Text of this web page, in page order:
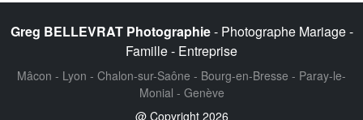
Greg BELLEVRAT Photographie- Photographe Mariage -
Famille - Entreprise
Mâcon - Lyon - Chalon-sur-Saône - Bourg-en-Bresse - Paray-le-
Monial - Genève
@ Copyright 2026